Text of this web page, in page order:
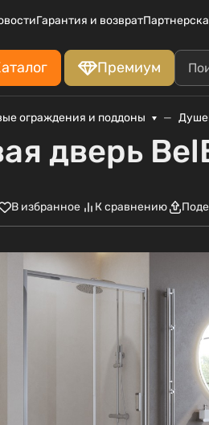
Гарантия и возврат
Премиум
ограждения и поддоны
дверь
В избранное К сравнению